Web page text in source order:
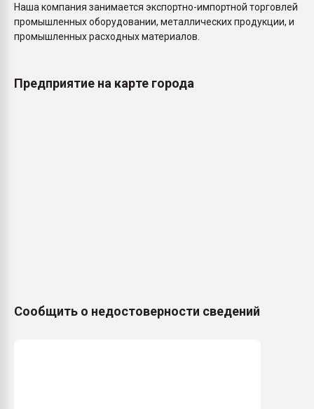
Наша компания занимается экспортно-импортной торговлей
промышленных оборудовании, металлических продукции, и
промышленных расходных материалов.
Предприятие на карте города
Сообщить о недостоверности сведений